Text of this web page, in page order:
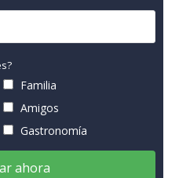
Familia
Amigos
Gastronomía
ahora